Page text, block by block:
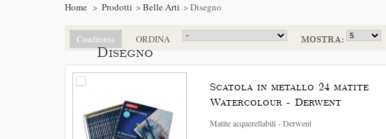
Home > Prodotti > Belle Arti > Disegno
Disegno
Disegno
ORDINA MOSTRA:
Scatola in metallo 24 matite
Watercolour - Derwent
Matite acquerellabili - Derwent